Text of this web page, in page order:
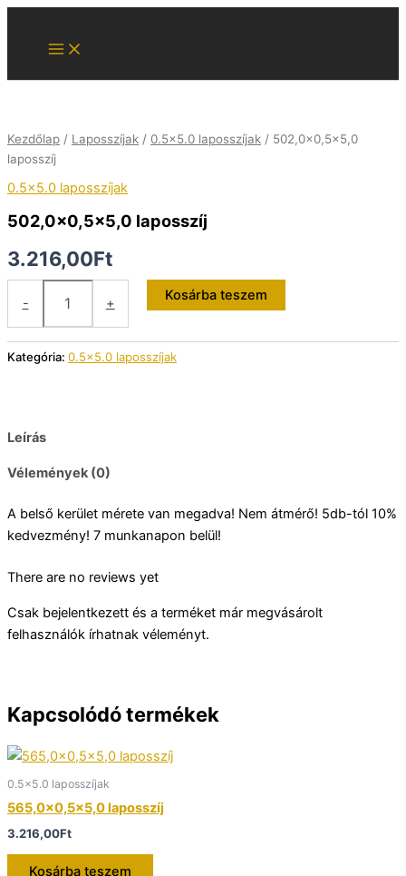
Kezdőlap / Laposszíjak / 0.5x5.0 laposszíjak / 502,0×0,5×5,0
laposszíj
0.5x5.0 laposszíjak
502,0×0,5×5,0 laposszíj
3.216,00Ft
-
laposszíj
mennyiség
+
Kosárba teszem
Kategória: 0.5x5.0 laposszíjak
Leírás
Vélemények (0)
A belső kerület mérete van megadva! Nem átmérő! 5db-tól 10%
kedvezmény! 7 munkanapon belül!
There are no reviews yet
Csak bejelentkezett és a terméket már megvásárolt
felhasználók írhatnak véleményt.
Kapcsolódó termékek
0.5x5.0 laposszíjak
565,0×0,5×5,0 laposszíj
3.216,00Ft
Kosárba teszem